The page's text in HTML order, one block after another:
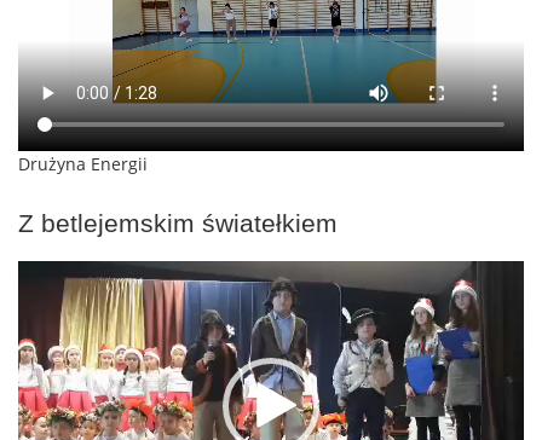
Drużyna Energii
Z betlejemskim światełkiem
Odtwarzacz